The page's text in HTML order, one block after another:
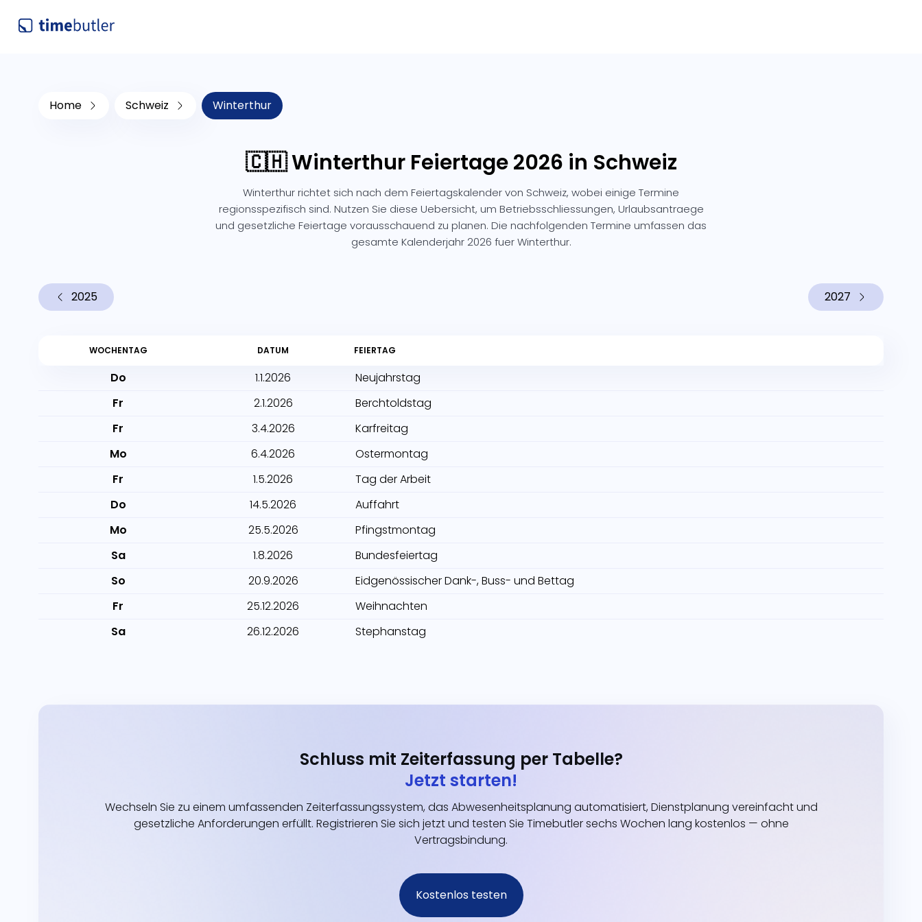
Home Schweiz Winterthur
🇨🇭 Winterthur Feiertage 2026 in Schweiz
Winterthur richtet sich nach dem Feiertagskalender von Schweiz, wobei einige Termine
regionsspezifisch sind. Nutzen Sie diese Uebersicht, um Betriebsschliessungen, Urlaubsantraege
und gesetzliche Feiertage vorausschauend zu planen. Die nachfolgenden Termine umfassen das
gesamte Kalenderjahr 2026 fuer Winterthur.
2025 2027
WOCHENTAG DATUM FEIERTAG
Do 1.1.2026
Neujahrstag
Fr
2.1.2026
Berchtoldstag
Fr
3.4.2026
Karfreitag
Mo
6.4.2026
Ostermontag
Fr
1.5.2026
Tag der Arbeit
Do
14.5.2026
Auffahrt
Mo
25.5.2026
Pfingstmontag
Sa
1.8.2026
Bundesfeiertag
So
20.9.2026
Eidgenössischer Dank-, Buss- und Bettag
Fr
25.12.2026
Weihnachten
Sa
26.12.2026 Stephanstag
Schluss mit Zeiterfassung per Tabelle?
Jetzt starten!
Wechseln Sie zu einem umfassenden Zeiterfassungssystem, das Abwesenheitsplanung automatisiert, Dienstplanung vereinfacht und
gesetzliche Anforderungen erfüllt. Registrieren Sie sich jetzt und testen Sie Timebutler sechs Wochen lang kostenlos — ohne
Vertragsbindung.
Kostenlos testen